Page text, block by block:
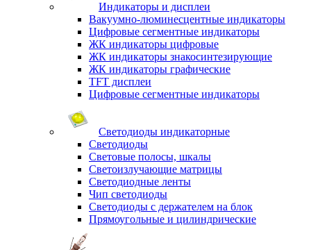
Индикаторы и дисплеи
Вакуумно-люминесцентные индикаторы
Цифровые сегментные индикаторы
ЖК индикаторы цифровые
ЖК индикаторы знакосинтезирующие
ЖК индикаторы графические
TFT дисплеи
Цифровые сегментные индикаторы
Светодиоды индикаторные
Светодиоды
Световые полосы, шкалы
Светоизлучающие матрицы
Светодиодные ленты
Чип светодиоды
Светодиоды с держателем на блок
Прямоугольные и цилиндрические